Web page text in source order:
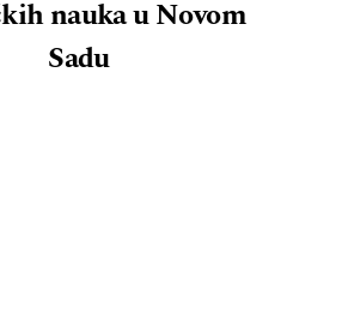
nauka u Novom
Sadu